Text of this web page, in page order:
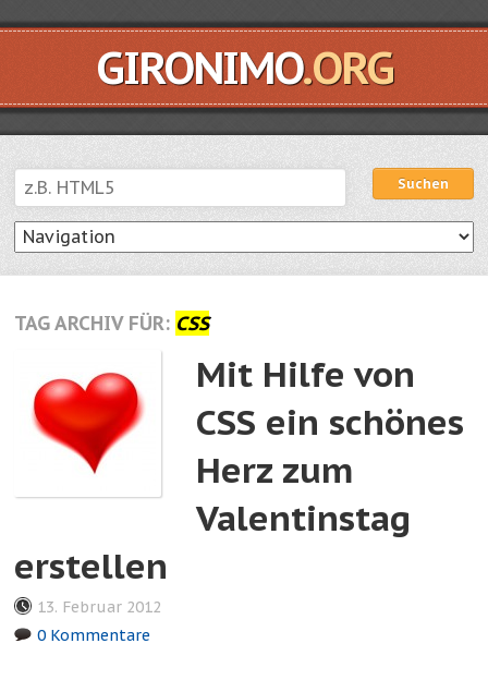
GIRONIMO.ORG
Suchen Suchen
TAG ARCHIV FÜR: CSS
Mit Hilfe von
CSS ein schönes
Herz zum
Valentinstag
erstellen
13. Februar 2012
0 Kommentare